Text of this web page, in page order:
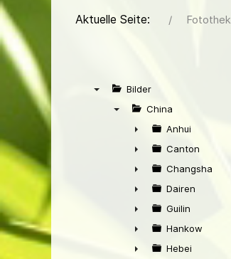
Aktuelle Seite: Fotothek
Bilder
China
►
Anhui
►
Canton
►
Changsha
►
Dairen
►
Guilin
►
Hankow
Hebei